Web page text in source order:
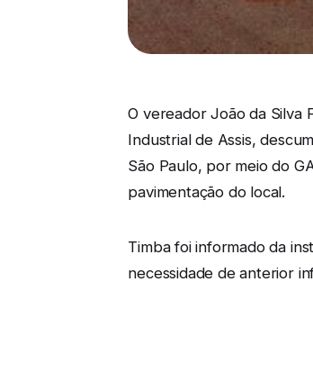
O vereador João da Silva
Industrial de Assis,
São Paulo, por meio do
pavimentação do local.
Timba foi informado da
necessidade de anterior